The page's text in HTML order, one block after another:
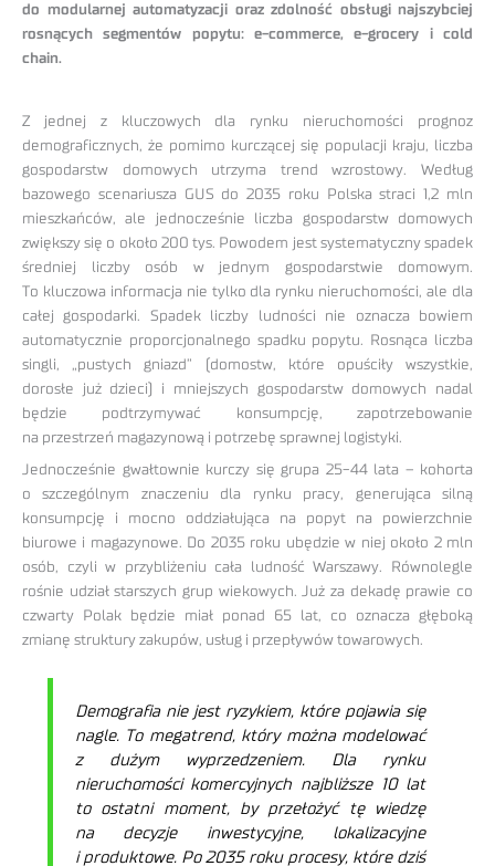
do modularnej automatyzacji oraz zdolność obsługi najszybciej
rosnących segmentów popytu: e-commerce, e-grocery i cold
chain.
Z jednej z kluczowych dla rynku nieruchomości prognoz
demograficznych, że pomimo kurczącej się populacji kraju, liczba
gospodarstw domowych utrzyma trend wzrostowy. Według
bazowego scenariusza GUS do 2035 roku Polska straci 1,2 mln
mieszkańców, ale jednocześnie liczba gospodarstw domowych
zwiększy się o około 200 tys. Powodem jest systematyczny spadek
średniej liczby osób w jednym gospodarstwie domowym.
To kluczowa informacja nie tylko dla rynku nieruchomości, ale dla
całej gospodarki. Spadek liczby ludności nie oznacza bowiem
automatycznie proporcjonalnego spadku popytu. Rosnąca liczba
singli, „pustych gniazd” (domostw, które opuściły wszystkie,
dorosłe już dzieci) i mniejszych gospodarstw domowych nadal
będzie podtrzymywać konsumpcję, zapotrzebowanie
na przestrzeń magazynową i potrzebę sprawnej logistyki.
Jednocześnie gwałtownie kurczy się grupa 25-44 lata – kohorta
o szczególnym znaczeniu dla rynku pracy, generująca silną
konsumpcję i mocno oddziałująca na popyt na powierzchnie
biurowe i magazynowe. Do 2035 roku ubędzie w niej około 2 mln
osób, czyli w przybliżeniu cała ludność Warszawy. Równolegle
rośnie udział starszych grup wiekowych. Już za dekadę prawie co
czwarty Polak będzie miał ponad 65 lat, co oznacza głęboką
zmianę struktury zakupów, usług i przepływów towarowych.
Demografia nie jest ryzykiem, które pojawia się
nagle. To megatrend, który można modelować
z dużym wyprzedzeniem. Dla rynku
nieruchomości komercyjnych najbliższe 10 lat
to ostatni moment, by przełożyć tę wiedzę
na decyzje inwestycyjne, lokalizacyjne
i produktowe. Po 2035 roku procesy, które dziś